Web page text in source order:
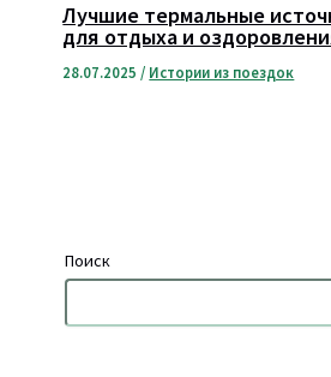
Лучшие термальные
для отдыха и
28.07.2025/ Истории из поездок
Поиск